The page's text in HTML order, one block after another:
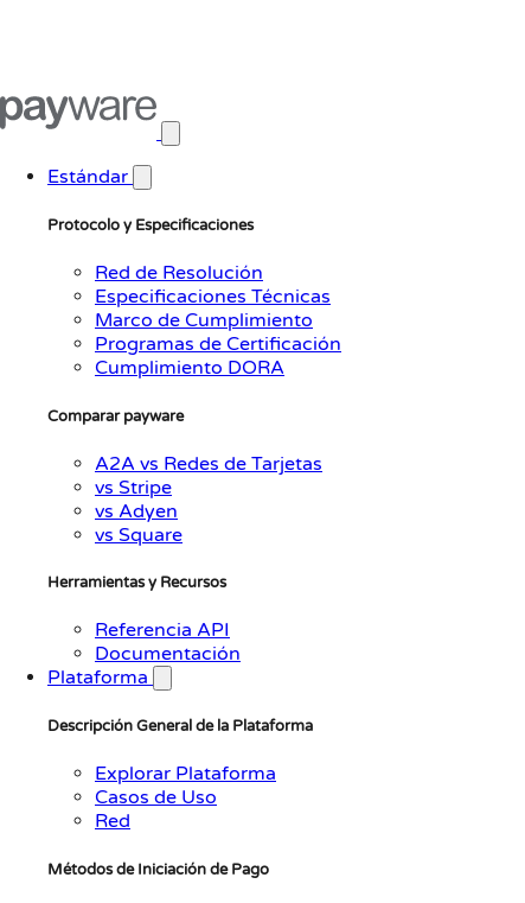
Estándar
Protocolo y Especificaciones
Red de Resolución
Especificaciones Técnicas
Marco de Cumplimiento
Programas de Certificación
Cumplimiento DORA
Comparar payware
A2A vs Redes de Tarjetas
vs Stripe
vs Adyen
vs Square
Herramientas y Recursos
Referencia API
Documentación
Plataforma
Descripción General de la Plataforma
Explorar Plataforma
Casos de Uso
Red
Métodos de Iniciación de Pago